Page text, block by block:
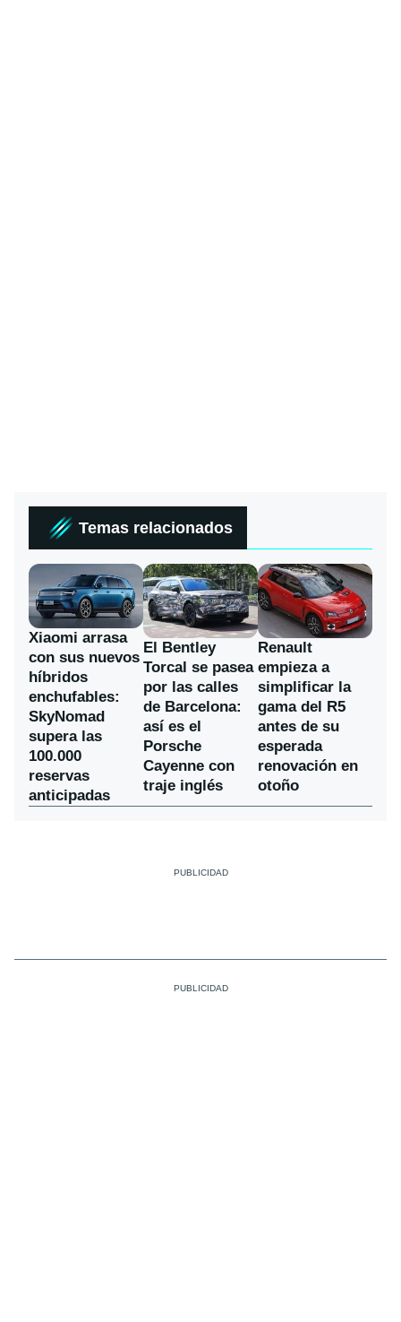
Temas relacionados
Xiaomi arrasa
con sus nuevos
híbridos
enchufables:
SkyNomad
supera las
100.000
reservas
anticipadas
El Bentley
Torcal se pasea
por las calles
de Barcelona:
así es el
Porsche
Cayenne con
traje inglés
Renault
empieza a
simplificar la
gama del R5
antes de su
esperada
renovación en
otoño